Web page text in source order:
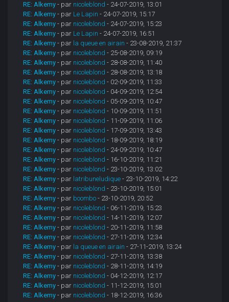
RE: Alkemy - par nicoleblond - 24-07-2019, 13:01
RE: Alkemy - par Le Lapin - 24-07-2019, 15:17
RE: Alkemy - par nicoleblond - 24-07-2019, 15:23
RE: Alkemy - par Le Lapin - 24-07-2019, 16:51
RE: Alkemy - par la queue en airain - 23-08-2019, 21:37
RE: Alkemy - par nicoleblond - 25-08-2019, 09:19
RE: Alkemy - par nicoleblond - 28-08-2019, 11:40
RE: Alkemy - par nicoleblond - 28-08-2019, 13:18
RE: Alkemy - par nicoleblond - 02-09-2019, 11:33
RE: Alkemy - par nicoleblond - 04-09-2019, 12:54
RE: Alkemy - par nicoleblond - 05-09-2019, 10:47
RE: Alkemy - par nicoleblond - 10-09-2019, 11:51
RE: Alkemy - par nicoleblond - 11-09-2019, 11:06
RE: Alkemy - par nicoleblond - 17-09-2019, 13:43
RE: Alkemy - par nicoleblond - 18-09-2019, 18:19
RE: Alkemy - par nicoleblond - 24-09-2019, 10:47
RE: Alkemy - par nicoleblond - 16-10-2019, 11:21
RE: Alkemy - par nicoleblond - 23-10-2019, 13:02
RE: Alkemy - par latribuneludique - 23-10-2019, 14:22
RE: Alkemy - par nicoleblond - 23-10-2019, 15:01
RE: Alkemy - par boombo - 23-10-2019, 20:52
RE: Alkemy - par nicoleblond - 06-11-2019, 15:23
RE: Alkemy - par nicoleblond - 14-11-2019, 12:07
RE: Alkemy - par nicoleblond - 20-11-2019, 11:58
RE: Alkemy - par nicoleblond - 27-11-2019, 12:34
RE: Alkemy - par la queue en airain - 27-11-2019, 13:24
RE: Alkemy - par nicoleblond - 27-11-2019, 13:38
RE: Alkemy - par nicoleblond - 28-11-2019, 14:19
RE: Alkemy - par nicoleblond - 04-12-2019, 12:17
RE: Alkemy - par nicoleblond - 11-12-2019, 15:01
RE: Alkemy - par nicoleblond - 18-12-2019, 16:36